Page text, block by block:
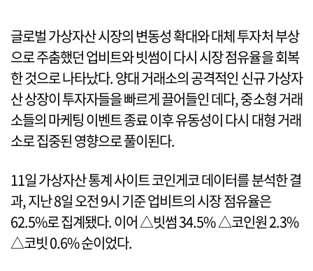
글로벌 가상자산 시장의 변동성 확대와 대체 투자처 부상
으로 주춤했던 업비트와 빗썸이 다시 시장 점유율을 회복
한 것으로 나타났다. 양대 거래소의 공격적인 신규 가상자
산 상장이 투자자들을 빠르게 끌어들인 데다, 중소형 거래
소들의 마케팅 이벤트 종료 이후 유동성이 다시 대형 거래
소로 집중된 영향으로 풀이된다.
11일 가상자산 통계 사이트 코인게코 데이터를 분석한 결
과, 지난 8일 오전 9시 기준 업비트의 시장 점유율은
62.5%로 집계됐다. 이어 △빗썸 34.5% △코인원 2.3%
△코빗 0.6% 순이었다.